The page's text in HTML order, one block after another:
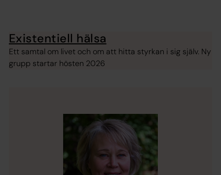
Existentiell hälsa
Ett samtal om livet och om att hitta styrkan i sig själv. Ny
grupp startar hösten 2026